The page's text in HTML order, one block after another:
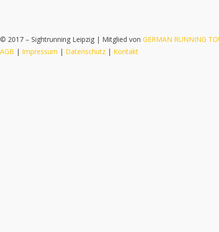
© 2017 – Sightrunning Leipzig | Mitglied von GERMAN RUNNING
AGB | Impressum | Datenschutz | Kontakt